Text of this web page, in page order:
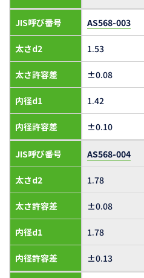
JIS呼び番号
太さd2
太さ許容差
内径d1
内径許容差
AS568-003
1.53
±0.08
1.42
±0.10
JIS呼び番号
太さd2
太さ許容差
内径d1
内径許容差
AS568-004
1.78
±0.08
1.78
±0.13